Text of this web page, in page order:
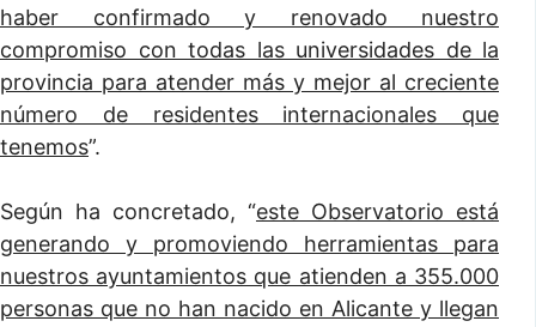
haber confirmado y renovado nuestro
compromiso con todas las universidades de la
provincia para atender más y mejor al creciente
número de residentes internacionales que
tenemos”.
Según ha concretado, “este Observatorio está
generando y promoviendo herramientas para
nuestros ayuntamientos que atienden a 355.000
personas que no han nacido en Alicante y llegan